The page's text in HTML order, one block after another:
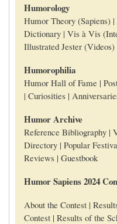
Humorology
Humor Theory (Sapiens)
Dictionary | Vis à Vis
Illustrated Jester
Humorophilia
Humor Hall of Fame |
| Curiosities |
Humor Archive
Reference Bibliography |
Directory | Popular
Reviews | Guestbook
Humor Sapiens 2024
About the Contest |
Contest | Results of the